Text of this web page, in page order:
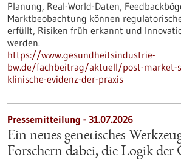
Planung, Real-World-Daten,
Marktbeobachtung können
erfüllt, Risiken früh erkannt und
werden.
https://www.gesundheitsindustrie-
bw.de/fachbeitrag/aktuell/post-market-
klinische-evidenz-der-praxis
Pressemitteilung - 31.07.2026
Ein neues genetisches
Forschern dabei, die Logik der